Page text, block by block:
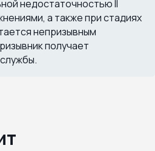
недостаточностью II
а также при стадиях
непризывным
получает